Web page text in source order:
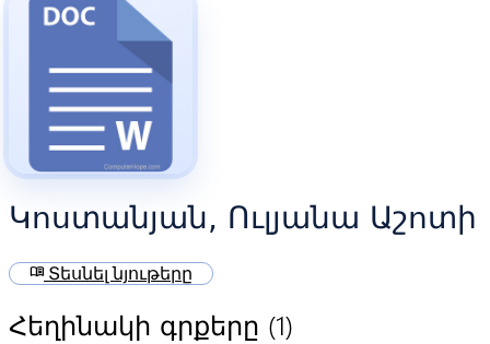
Կոստանյան, Ուլյանա Աշոտի
menu_book Տեսնել նյութերը
Հեղինակի գրքերը (1)